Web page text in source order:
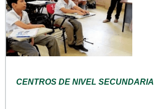
CENTROS DE NIVEL SECUNDARIA